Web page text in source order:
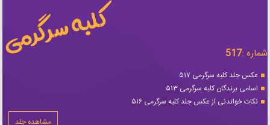
شماره :517
عکس جلد کلبه سرگرمی ۵۱۷
اسامی برندگان کلبه سرگرمی ۵۱۳
نکات خواندنی از عکس جلد کلبه سرگرمی ۵۱۶
مشاهده جلد